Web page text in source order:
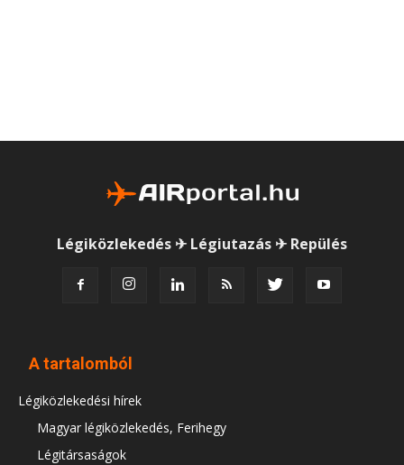
Légiközlekedés ✈ Légiutazás ✈ Repülés
A tartalomból
Légiközlekedési hírek
Magyar légiközlekedés, Ferihegy
Légitársaságok